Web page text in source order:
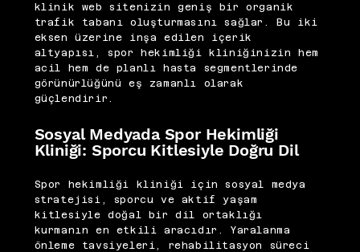
klinik web sitenizin geniş bir organik
trafik tabanı oluşturmasını sağlar. Bu iki
eksen üzerine inşa edilen içerik
altyapısı, spor hekimliği kliniğinizin hem
acil hem de planlı hasta segmentlerinde
görünürlüğünü eş zamanlı olarak
güçlendirir.
Sosyal Medyada Spor Hekimliği
Kliniği: Sporcu Kitlesiyle Doğru Dil
Spor hekimliği kliniği için sosyal medya
stratejisi, sporcu ve aktif yaşam
kitlesiyle doğal bir dil ortaklığı
kurmanın en etkili aracıdır. Yaralanma
önleme tavsiyeleri, rehabilitasyon süreci